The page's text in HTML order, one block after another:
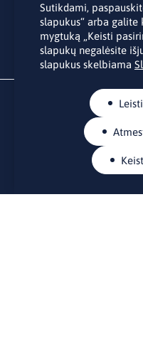
asmens duomenų tvarkymu
Sutikdami,
slapukus“ arba galite
mygtuką „Keisti
slapukų negalėsite
slapukus skelbiama